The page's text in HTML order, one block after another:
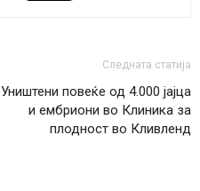
Следната статија
Уништени повеќе од 4.000 јајца
и ембриони во Клиника за
плодност во Кливленд